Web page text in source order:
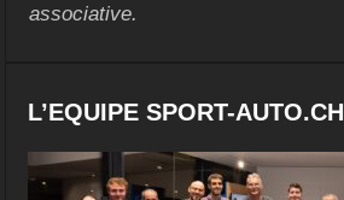
associative.
L’EQUIPE SPORT-AUTO.CH